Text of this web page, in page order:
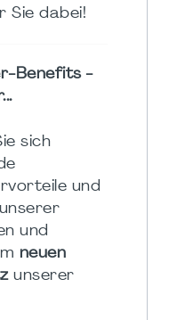
Sie dabei!
Benefits -
sich
und
und
neuen
unserer